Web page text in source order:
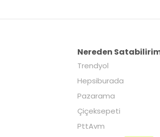
Nereden
Trendyol
Hepsiburada
Pazarama
Çiçeksepeti
PttAvm